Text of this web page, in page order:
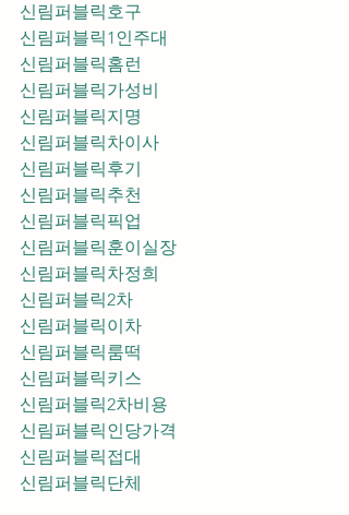
신림퍼블릭호구
신림퍼블릭1인주대
신림퍼블릭홈런
신림퍼블릭가성비
신림퍼블릭지명
신림퍼블릭차이사
신림퍼블릭후기
신림퍼블릭추천
신림퍼블릭훈이실장
신림퍼블릭차정희
신림퍼블릭2차
신림퍼블릭이차
신림퍼블릭룸떡
신림퍼블릭키스
신림퍼블릭2차비용
신림퍼블릭인당가격
신림퍼블릭접대
신림퍼블릭단체